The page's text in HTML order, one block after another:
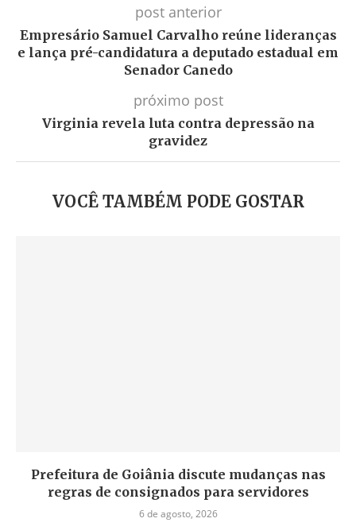
post anterior
Empresário Samuel Carvalho reúne lideranças
e lança pré-candidatura a deputado estadual em
Senador Canedo
próximo post
Virginia revela luta contra depressão na
gravidez
VOCÊ TAMBÉM PODE GOSTAR
Prefeitura de Goiânia discute mudanças nas
regras de consignados para servidores
6 de agosto, 2026